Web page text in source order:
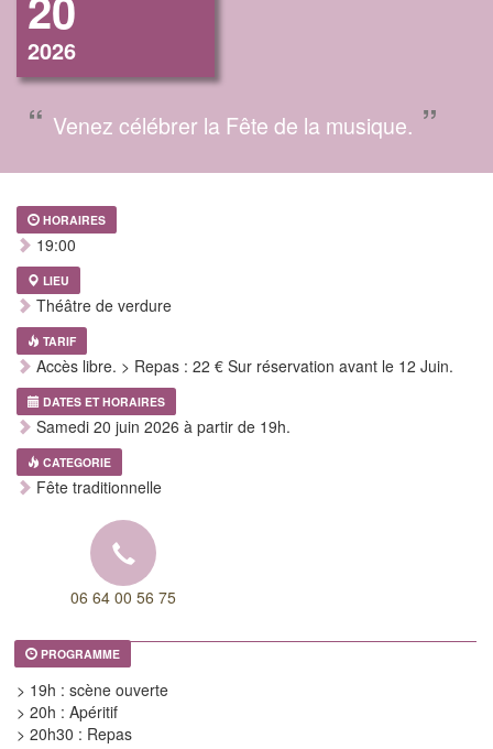
2026
“ Venez célébrer la Fête de la musique. ”
HORAIRES
19:00
LIEU
Théâtre de verdure
TARIF
Accès libre. > Repas : 22 € Sur réservation avant le 12 Juin.
DATES ET HORAIRES
Samedi 20 juin 2026 à partir de 19h.
CATEGORIE
Fête traditionnelle
06 64 00 56 75
PROGRAMME
> 19h : scène ouverte
> 20h : Apéritif
> 20h30 : Repas